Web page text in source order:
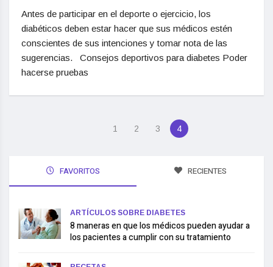
Antes de participar en el deporte o ejercicio, los
diabéticos deben estar hacer que sus médicos estén
conscientes de sus intenciones y tomar nota de las
sugerencias. Consejos deportivos para diabetes Poder
hacerse pruebas
1 2 3 4
FAVORITOS RECIENTES
ARTÍCULOS SOBRE DIABETES
8 maneras en que los médicos pueden ayudar a
los pacientes a cumplir con su tratamiento